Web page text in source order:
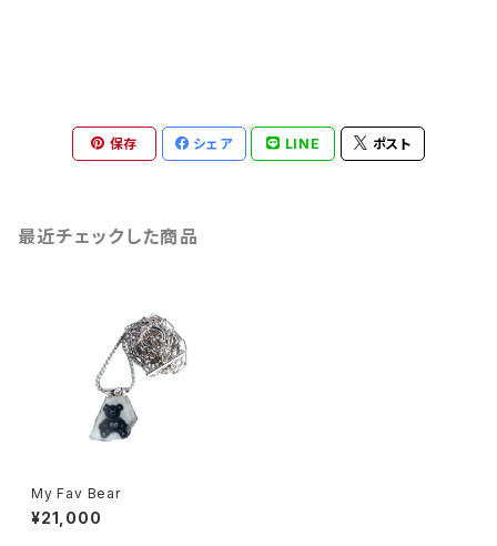
保存 シェア LINE ポスト
最近チェックした商品
My Fav Bear
¥21,000